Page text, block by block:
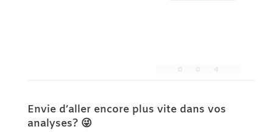
Envie d’aller encore plus vite dans vos
analyses? 😜